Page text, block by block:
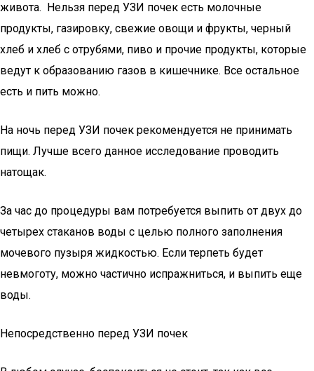
живота. Нельзя перед УЗИ почек есть молочные
продукты, газировку, свежие овощи и фрукты, черный
хлеб и хлеб с отрубями, пиво и прочие продукты, которые
ведут к образованию газов в кишечнике. Все остальное
есть и пить можно.
На ночь перед УЗИ почек рекомендуется не принимать
пищи. Лучше всего данное исследование проводить
натощак.
За час до процедуры вам потребуется выпить от двух до
четырех стаканов воды с целью полного заполнения
мочевого пузыря жидкостью. Если терпеть будет
невмоготу, можно частично испражниться, и выпить еще
воды.
Непосредственно перед УЗИ почек